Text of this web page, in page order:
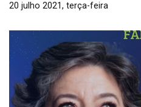
20 julho 2021, terça-feira